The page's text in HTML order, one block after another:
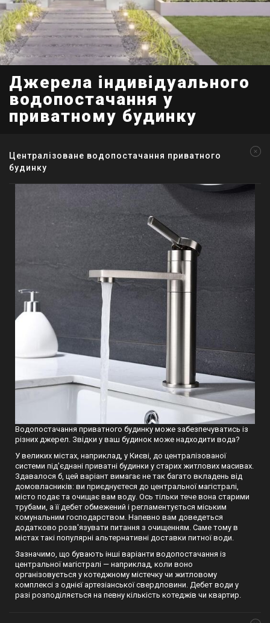
Джерела індивідуального
водопостачання у
приватному будинку
Централізоване водопостачання приватного
будинку
Водопостачання приватного будинку може забезпечуватись із
різних джерел. Звідки у ваш будинок може надходити вода?
У великих містах, наприклад, у Києві, до централізованої
системи під'єднані приватні будинки у старих житлових масивах.
Здавалося б, цей варіант вимагає не так багато вкладень від
домовласників: ви приєднуєтеся до центральної магістралі,
місто подає та очищає вам воду. Ось тільки тече вона старими
трубами, а її дебет обмежений і регламентується міським
комунальним господарством. Напевно вам доведеться
додатково розв'язувати питання з очищенням. Саме тому в
містах такі популярні альтернативні доставки питної води.
Зазначимо, що бувають інші варіанти водопостачання із
центральної магістралі — наприклад, коли воно
організовується у котеджному містечку чи житловому
комплексі з однієї артезіанської свердловини. Дебет води у
разі розподіляється на певну кількість котеджів чи квартир.